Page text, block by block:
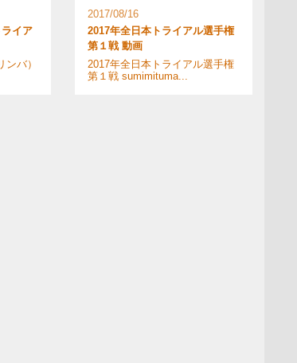
イア
バ）
2017/08/16
2017年全日本トライアル選手権
第１戦 動画
2017年全日本トライアル選手権
第１戦 sumimituma...